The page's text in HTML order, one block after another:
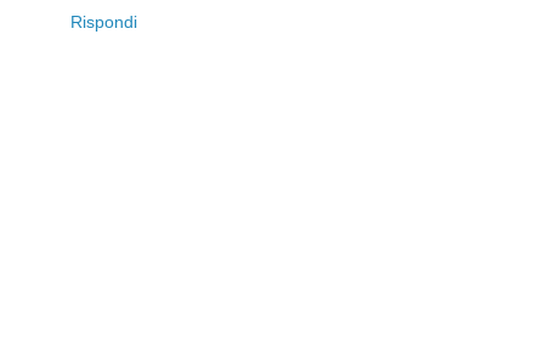
Rispondi